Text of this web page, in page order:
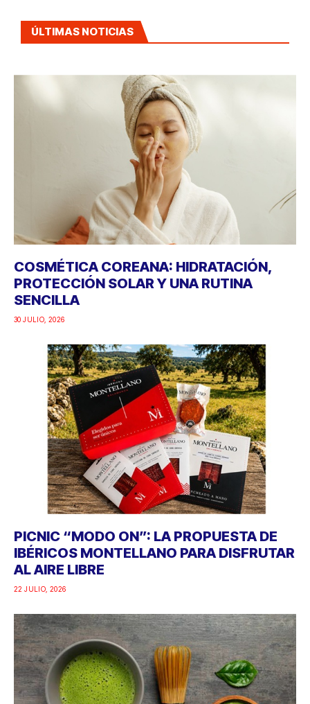
ÚLTIMAS NOTICIAS
COSMÉTICA COREANA: HIDRATACIÓN,
PROTECCIÓN SOLAR Y UNA RUTINA
SENCILLA
30 JULIO, 2026
PICNIC “MODO ON”: LA PROPUESTA DE
IBÉRICOS MONTELLANO PARA DISFRUTAR
AL AIRE LIBRE
22 JULIO, 2026